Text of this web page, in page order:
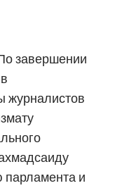
завершении
журналистов
и